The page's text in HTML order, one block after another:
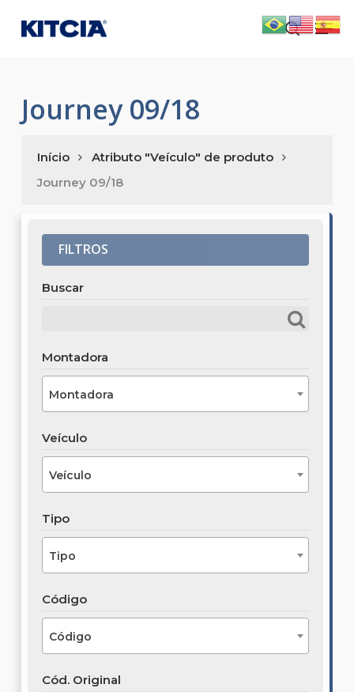
main
search
Journey 09/18
Início
Atributo "Veículo" de produto
Journey 09/18
FILTROS
Buscar
Montadora
Montadora
Veículo
Veículo
Tipo
Tipo
Código
Código
Cód. Original